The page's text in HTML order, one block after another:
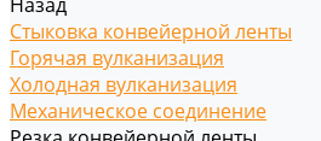
Стыковка конвейерной ленты
Горячая вулканизация
Холодная вулканизация
Механическое соединение